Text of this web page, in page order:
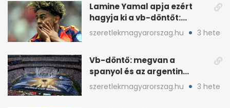
Lamine Yamal apja ezért
hagyja ki a vb-döntőt:
otthonról szurkol
szeretlekmagyarorszag.hu 3 hete
Vb-döntő: megvan a
spanyol és az argentin
kezdő, Montiel bekerült
szeretlekmagyarorszag.hu 3 hete